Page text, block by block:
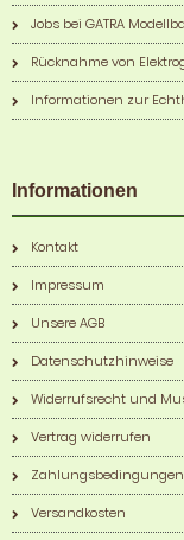
Jobs bei GATRA
Rücknahme von
Informationen zur
Informationen
Kontakt
Impressum
Unsere AGB
Datenschutzhinweise
Widerrufsrecht und
Vertrag widerrufen
Zahlungsbedingungen
Versandkosten